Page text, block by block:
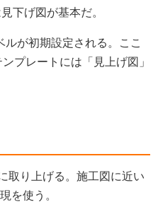
下げ図が基本だ。
が初期設定される。ここ
プレートには「見上げ図」
取り上げる。施工図に近い
を使う。